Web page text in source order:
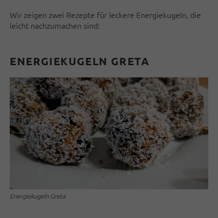
Wir zeigen zwei Rezepte für leckere Energiekugeln, die
leicht nachzumachen sind:
ENERGIEKUGELN GRETA
Energiekugeln Greta